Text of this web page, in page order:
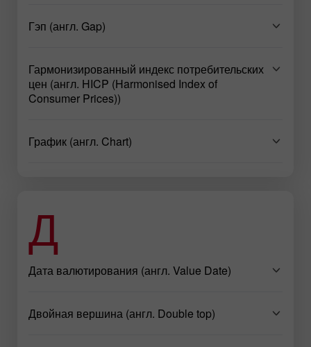
Гэп (англ. Gap)
Гармонизированный индекс потребительских
цен (англ. HICP (Harmonised Index of
Consumer Prices))
График (англ. Chart)
Д
Дата валютирования (англ. Value Date)
Двойная вершина (англ. Double top)